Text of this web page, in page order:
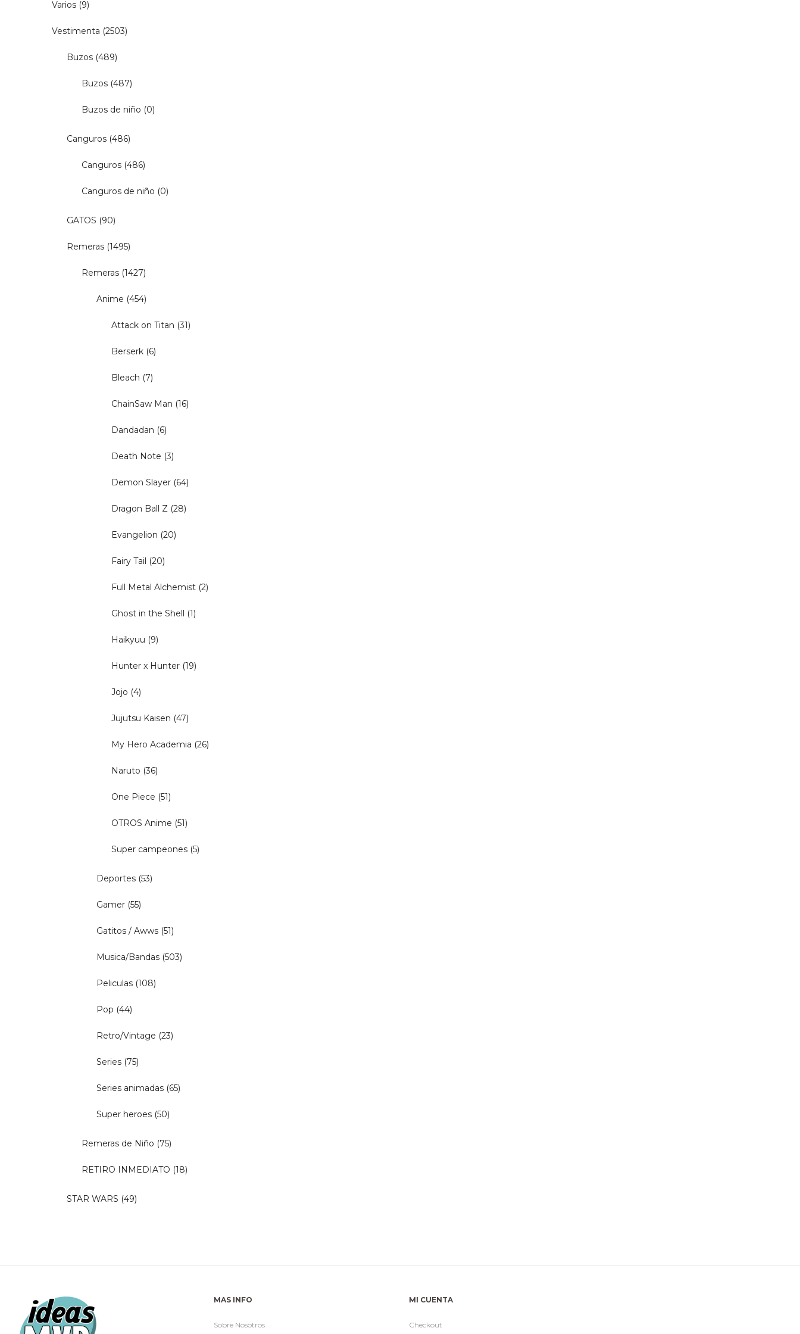
Varios (9)
Vestimenta (2503)
Buzos (489)
Buzos (487)
Buzos de niño (0)
Canguros (486)
Canguros (486)
Canguros de niño (0)
GATOS (90)
Remeras (1495)
Remeras (1427)
Anime (454)
Attack on Titan (31)
Berserk (6)
Bleach (7)
ChainSaw Man (16)
Dandadan (6)
Death Note (3)
Demon Slayer (64)
Dragon Ball Z (28)
Evangelion (20)
Fairy Tail (20)
Full Metal Alchemist (2)
Ghost in the Shell (1)
Haikyuu (9)
Hunter x Hunter (19)
Jojo (4)
Jujutsu Kaisen (47)
My Hero Academia (26)
Naruto (36)
One Piece (51)
OTROS Anime (51)
Super campeones (5)
Deportes (53)
Gamer (55)
Gatitos / Awws (51)
Musica/Bandas (503)
Peliculas (108)
Pop (44)
Retro/Vintage (23)
Series (75)
Series animadas (65)
Super heroes (50)
Remeras de Niño (75)
RETIRO INMEDIATO (18)
STAR WARS (49)
MAS INFO
Sobre Nosotros
MI CUENTA
Checkout